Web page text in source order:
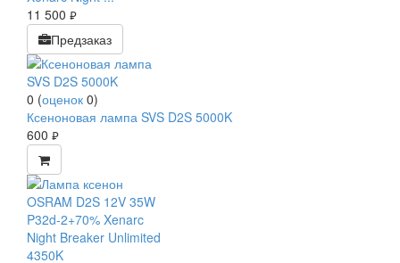
11 500 руб.
Предзаказ
0 (оценок 0)
Ксеноновая лампа SVS D2S 5000K
600 руб.